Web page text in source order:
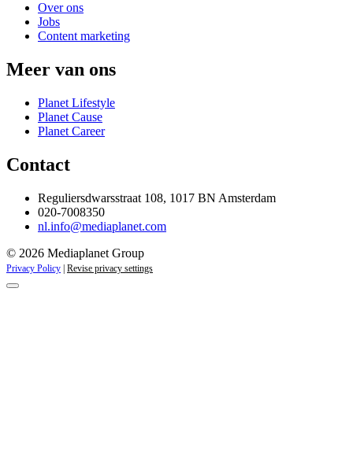
Over ons
Jobs
Content marketing
Meer van ons
Planet Lifestyle
Planet Cause
Planet Career
Contact
Reguliersdwarsstraat 108, 1017 BN Amsterdam
020-7008350
nl.info@mediaplanet.com
© 2026 Mediaplanet Group
Privacy Policy | Revise privacy settings